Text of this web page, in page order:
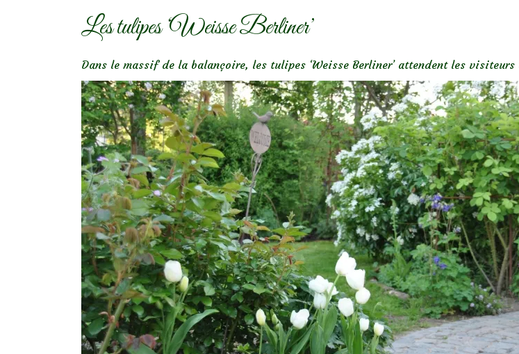
Les tulipes ‘Weisse Berliner’
Dans le massif de la balançoire, les tulipes ‘Weisse Berliner’ attendent les